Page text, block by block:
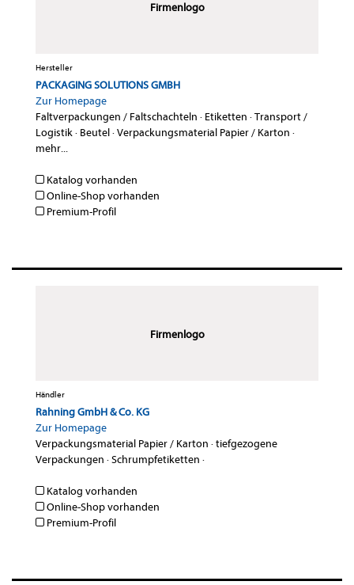
Firmenlogo
Hersteller
PACKAGING SOLUTIONS GMBH
Zur Homepage
Faltverpackungen / Faltschachteln · Etiketten ·Transport /
Logistik· Beutel·Verpackungsmaterial Papier / Karton ·
mehr...
Katalog vorhanden
Online-Shop vorhanden
Premium-Profil
Firmenlogo
Händler
Rahning GmbH & Co. KG
Zur Homepage
Verpackungsmaterial Papier / Karton ·tiefgezogene
Verpackungen ·Schrumpfetiketten ·
Katalog vorhanden
Online-Shop vorhanden
Premium-Profil